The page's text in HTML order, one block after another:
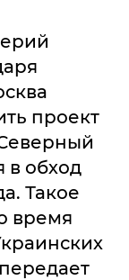
проект
в обход
Такое
время